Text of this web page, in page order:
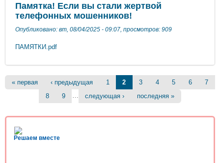
Памятка! Если вы стали жертвой
телефонных мошенников!
Опубликовано: вт, 08/04/2025 - 09:07, просмотров: 909
ПАМЯТКИ.pdf
Страницы
« первая ‹ предыдущая 1 2 3 4 5 6
7
8
9 … следующая › последняя »
Решаем вместе